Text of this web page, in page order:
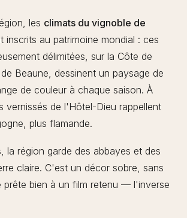
les climats du vignoble de
inscrits au patrimoine mondial : ces
délimitées, sur la Côte de
Beaune, dessinent un paysage de
de couleur à chaque saison. À
vernissés de l'Hôtel-Dieu rappellent
plus flamande.
la région garde des abbayes et des
claire. C'est un décor sobre, sans
prête bien à un film retenu — l'inverse